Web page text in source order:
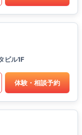
ビル1F
体験・相談予約